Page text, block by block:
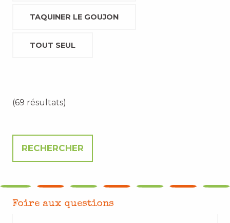
TAQUINER LE GOUJON
TOUT SEUL
(69 résultats)
Foire aux questions